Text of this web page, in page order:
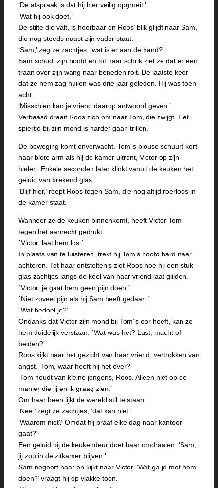
‘De afspraak is dat hij hier veilig opgroeit.’
‘Wat hij ook doet.’
De stilte die valt, is hoorbaar en Roos’ blik glijdt naar Sam,
die nog steeds naast zijn vader staat.
‘Sam,’ zeg ze zachtjes, ‘wat is er aan de hand?’
Sam schudt zijn hoofd en tot haar schrik ziet ze dat er een
traan over zijn wang naar beneden rolt. De laatste keer
dat ze hem zag huilen was drie jaar geleden. Hij was toen
acht.
‘Misschien kan je vriend daarop antwoord geven.’
Verbaasd draait Roos zich om naar Tom, die zwijgt. Het
spiertje bij zijn mond is harder gaan trillen.
De beweging komt onverwacht. Tom´s blouse schuurt kort
haar blote arm als hij de kamer uitrent, Victor op zijn
hielen. Enkele seconden later klinkt vanuit de keuken het
geluid van brekend glas.
‘Blijf hier,’ roept Roos tegen Sam, die nog altijd roerloos in
de kamer staat.
Wanneer ze de keuken binnenkomt, heeft Victor Tom
tegen het aanrecht gedrukt.
´Victor, laat hem los.´
In plaats van te luisteren, trekt hij Tom’s hoofd hard naar
achteren. Tot haar ontsteltenis ziet Roos hoe hij een stuk
glas zachtjes langs de keel van haar vriend laat glijden.
´Victor, je gaat hem geen pijn doen.´
´Niet zoveel pijn als hij Sam heeft gedaan.´
´Wat bedoel je?’
Ondanks dat Victor zijn mond bij Tom´s oor heeft, kan ze
hem duidelijk verstaan. ´Wat was het? Lust, macht of
beiden?’
Roos kijkt naar het gezicht van haar vriend, vertrokken van
angst. ‘Tom, waar heeft hij het over?’
‘Tom houdt van kleine jongens, Roos. Alleen niet op de
manier die jij en ik graag zien.’
Om haar heen lijkt de wereld stil te staan.
‘Nee,’ zegt ze zachtjes, ‘dat kan niet.’
‘Waarom niet? Omdat hij braaf elke dag naar kantoor
gaat?’
Een geluid bij de keukendeur doet haar omdraaien. ‘Sam,
jij zou in de zitkamer blijven.’
Sam negeert haar en kijkt naar Victor. ‘Wat ga je met hem
doen?’ vraagt hij op vlakke toon.